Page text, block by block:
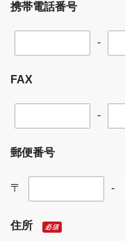
携帯電話番号
-
FAX
-
郵便番号
〒 -
住所 必須